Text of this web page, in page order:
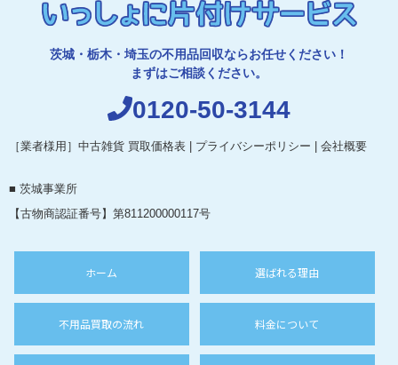
茨城・栃木・埼玉の不用品回収ならお任せください！
まずはご相談ください。
0120-50-3144
［業者様用］中古雑貨 買取価格表 プライバシーポリシー 会社概要
■ 茨城事業所
【古物商認証番号】第811200000117号
ホーム 選ばれる理由
不用品買取の流れ 料金について